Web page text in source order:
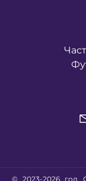
© 2023-2026 год